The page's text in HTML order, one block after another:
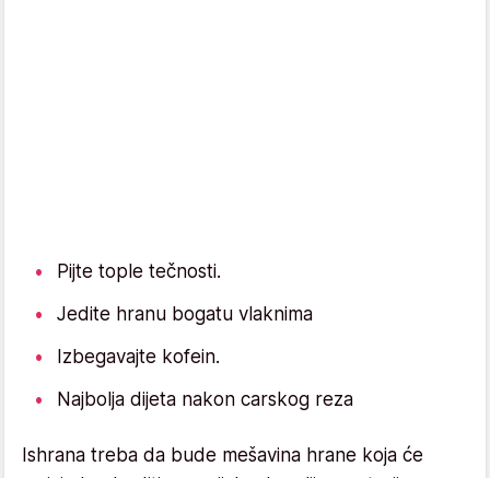
Pijte tople tečnosti.
Jedite hranu bogatu vlaknima
Izbegavajte kofein.
Najbolja dijeta nakon carskog reza
Ishrana treba da bude mešavina hrane koja će